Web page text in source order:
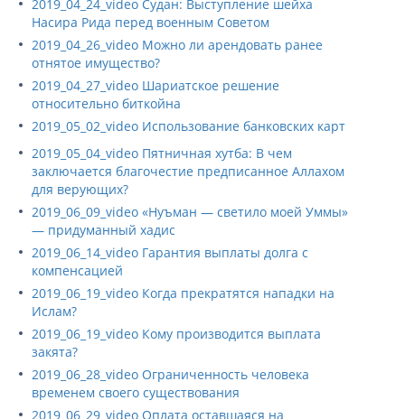
2019_04_24_video Судан: Выступление шейха
Насира Рида перед военным Советом
2019_04_26_video Можно ли арендовать ранее
отнятое имущество?
2019_04_27_video Шариатское решение
относительно биткойна
2019_05_02_video Использование банковских карт
2019_05_04_video Пятничная хутба: В чем
заключается благочестие предписанное Аллахом
для верующих?
2019_06_09_video «Нуъман — светило моей Уммы»
— придуманный хадис
2019_06_14_video Гарантия выплаты долга с
компенсацией
2019_06_19_video Когда прекратятся нападки на
Ислам?
2019_06_19_video Кому производится выплата
закята?
2019_06_28_video Ограниченность человека
временем своего существования
2019_06_29_video Оплата оставшаяся на